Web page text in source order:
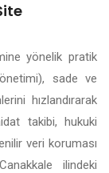
yönelik pratik
sade ve
hızlandırarak
takibi, hukuki
veri koruması
ilindeki